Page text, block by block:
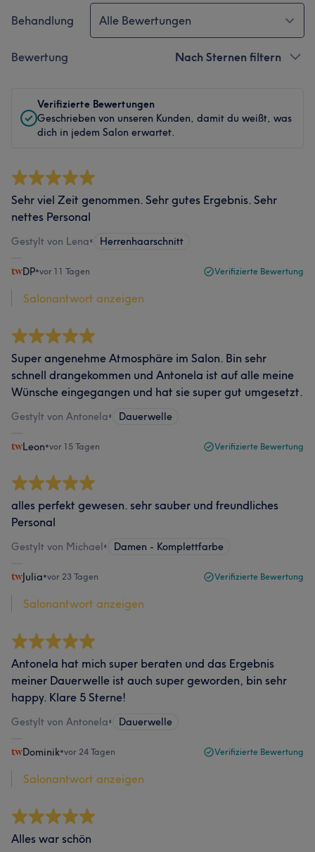
Behandlung Alle Bewertungen
Bewertung Nach Sternen filtern
Verifizierte Bewertungen
Geschrieben von unseren Kunden, damit du weißt, was
dich in jedem Salon erwartet.
Sehr viel Zeit genommen. Sehr gutes Ergebnis. Sehr
nettes Personal
Gestylt von Lena• Herrenhaarschnitt
DP•vor 11 Tagen Verifizierte Bewertung
Salonantwort anzeigen
Super angenehme Atmosphäre im Salon. Bin sehr
schnell drangekommen und Antonela ist auf alle meine
Wünsche eingegangen und hat sie super gut umgesetzt.
Gestylt von Antonela• Dauerwelle
Leon•vor 15 Tagen Verifizierte Bewertung
alles perfekt gewesen. sehr sauber und freundliches
Personal
Gestylt von Michael• Damen - Komplettfarbe
Julia•vor 23 Tagen Verifizierte Bewertung
Salonantwort anzeigen
Antonela hat mich super beraten und das Ergebnis
meiner Dauerwelle ist auch super geworden, bin sehr
happy. Klare 5 Sterne!
Gestylt von Antonela• Dauerwelle
Dominik•vor 24 Tagen Verifizierte Bewertung
Salonantwort anzeigen
Alles war schön